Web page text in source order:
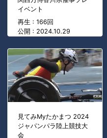
イベント
再生 : 166回
公開 : 2024.10.29
見てみMyたかまつ 2024
ジャパンパラ陸上競技大
会